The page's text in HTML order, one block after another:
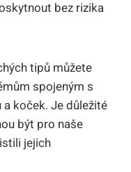
bez rizika
tipů můžete
spojeným s
koček. Je důležité
být pro naše
jejich